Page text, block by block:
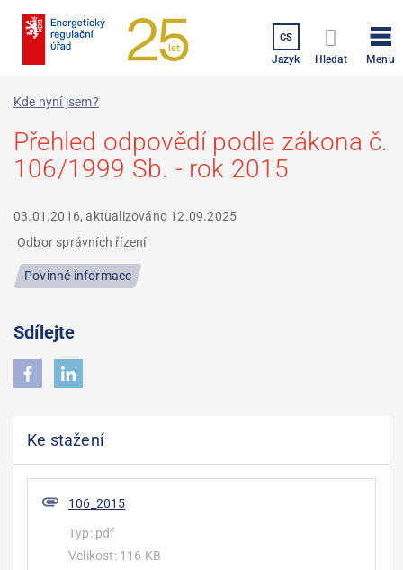
CS
Jazyk Hledat Menu
Kde nyní jsem?
Přehled odpovědí podle zákona č.
106/1999 Sb. - rok 2015
03.01.2016, aktualizováno 12.09.2025
Odbor správních řízení
Povinné informace
Ke stažení
106_2015
Typ: pdf
Velikost: 116 KB
Sdílejte